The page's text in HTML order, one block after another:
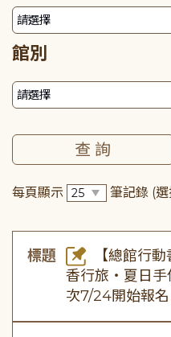
館別
每頁顯示 筆記錄 (
標題
【總館行
香行旅・夏日
次7/24開始報名